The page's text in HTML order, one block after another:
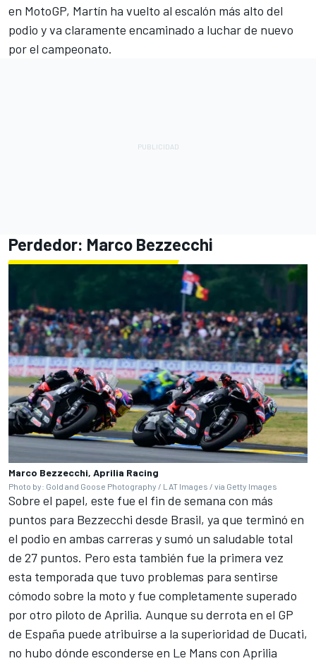
en MotoGP, Martín ha vuelto al escalón más alto del
podio y va claramente encaminado a luchar de nuevo
por el campeonato.
Perdedor: Marco Bezzecchi
Marco Bezzecchi, Aprilia Racing
Photo by: Gold and Goose Photography / LAT Images / via Getty Images
Sobre el papel, este fue el fin de semana con más
puntos para Bezzecchi desde Brasil, ya que terminó en
el podio en ambas carreras y sumó un saludable total
de 27 puntos. Pero esta también fue la primera vez
esta temporada que tuvo problemas para sentirse
cómodo sobre la moto y fue completamente superado
por otro piloto de Aprilia. Aunque su derrota en el GP
de España puede atribuirse a la superioridad de Ducati,
no hubo dónde esconderse en Le Mans con Aprilia